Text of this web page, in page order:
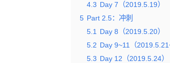
4.3 Day 7（2019.5.19）
5 Part 2.5：冲刺
5.1
Day 8（2019.5.20）
5.2 Day 9~11（
5.3 Day 12（2019.5.24）